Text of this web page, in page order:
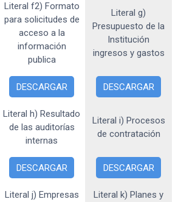
Literal f2) Formato
para solicitudes de
acceso a la
información
publica
Literal g)
Presupuesto de la
Institución
ingresos y gastos
DESCARGAR DESCARGAR
Literal h) Resultado
de las auditorías
internas
Literal i) Procesos
de contratación
DESCARGAR DESCARGAR
Literal j) Empresas
Literal k) Planes y